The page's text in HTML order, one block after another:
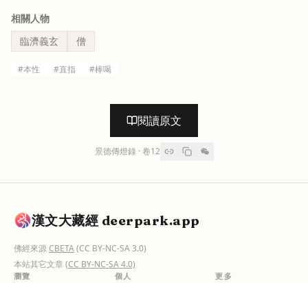
相關人物
臨濟義玄
僧
#本性 #直指 #棒喝
閱讀原文
景德傳燈錄· 卷12
漢文大藏經 deerpark.app
佛經來源CBETA(CC BY-NC-SA 3.0)
本站其它文章(CC BY-NC-SA 4.0)
瀏覽 個人 更多